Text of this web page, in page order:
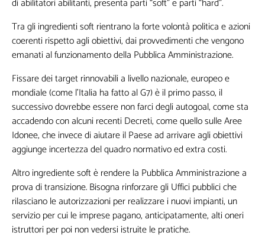
di abilitatori abilitanti, presenta parti “soft” e parti “hard”.
Tra gli ingredienti soft rientrano la forte volontà politica e azioni
coerenti rispetto agli obiettivi, dai provvedimenti che vengono
emanati al funzionamento della Pubblica Amministrazione.
Fissare dei target rinnovabili a livello nazionale, europeo e
mondiale (come l’Italia ha fatto al G7) è il primo passo, il
successivo dovrebbe essere non farci degli autogoal, come sta
accadendo con alcuni recenti Decreti, come quello sulle Aree
Idonee, che invece di aiutare il Paese ad arrivare agli obiettivi
aggiunge incertezza del quadro normativo ed extra costi.
Altro ingrediente soft è rendere la Pubblica Amministrazione a
prova di transizione. Bisogna rinforzare gli Uffici pubblici che
rilasciano le autorizzazioni per realizzare i nuovi impianti, un
servizio per cui le imprese pagano, anticipatamente, alti oneri
istruttori per poi non vedersi istruite le pratiche.